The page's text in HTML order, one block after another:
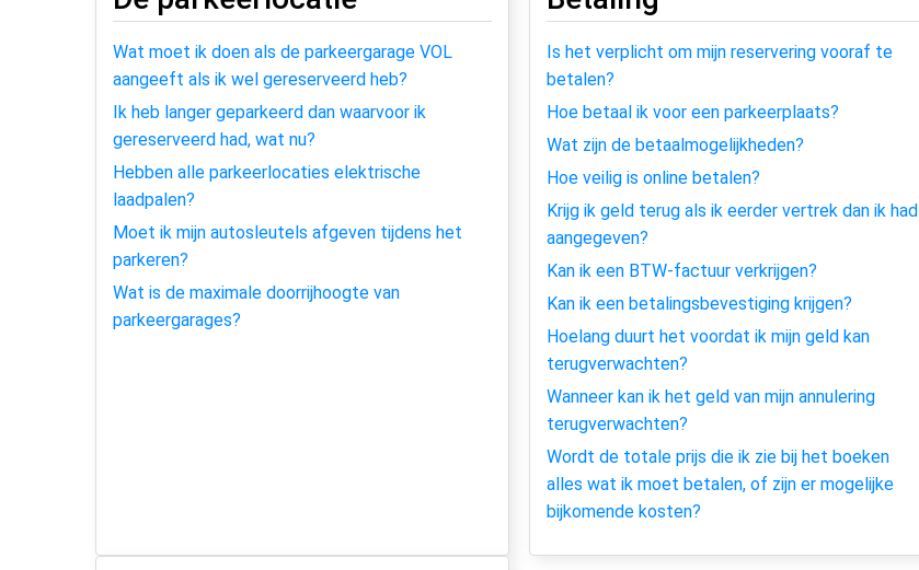
Wat moet ik doen als de parkeergarage VOL
aangeeft als ik wel gereserveerd heb?
Ik heb langer geparkeerd dan waarvoor ik
gereserveerd had, wat nu?
Hebben alle parkeerlocaties elektrische
laadpalen?
Moet ik mijn autosleutels afgeven tijdens het
parkeren?
Wat is de maximale doorrijhoogte van
parkeergarages?
Is het verplicht om mijn reservering vooraf te
betalen?
Hoe betaal ik voor een parkeerplaats?
Wat zijn de betaalmogelijkheden?
Hoe veilig is online betalen?
Krijg ik geld terug als ik eerder vertrek dan ik had
aangegeven?
Kan ik een BTW-factuur verkrijgen?
Kan ik een betalingsbevestiging krijgen?
Hoelang duurt het voordat ik mijn geld kan
terugverwachten?
Wanneer kan ik het geld van mijn annulering
terugverwachten?
Wordt de totale prijs die ik zie bij het boeken
alles wat ik moet betalen, of zijn er mogelijke
bijkomende kosten?